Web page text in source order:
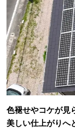
色褪せやコケが見
美しい仕上がりへ